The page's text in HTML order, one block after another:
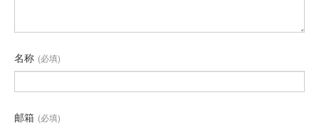
名称 (必填)
邮箱 (必填)